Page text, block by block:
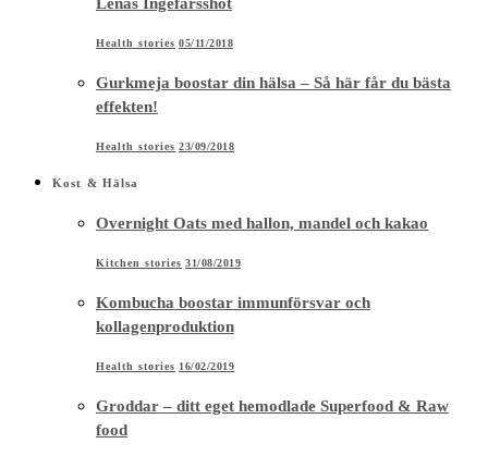
Lenas Ingefärsshot
Health stories 05/11/2018
Gurkmeja boostar din hälsa – Så här får du bästa
effekten!
Health stories 23/09/2018
Kost & Hälsa
Overnight Oats med hallon, mandel och kakao
Kitchen stories 31/08/2019
Kombucha boostar immunförsvar och
kollagenproduktion
Health stories 16/02/2019
Groddar – ditt eget hemodlade Superfood & Raw
food